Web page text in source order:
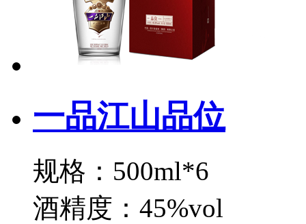
一品江山品位
规格：500ml*6
酒精度：45%vol